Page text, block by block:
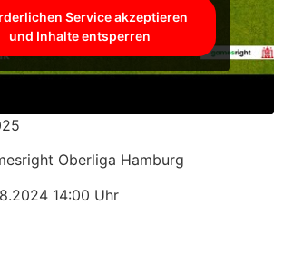
Service akzeptieren
und Inhalte entsperren
Oberliga Hamburg
14:00 Uhr